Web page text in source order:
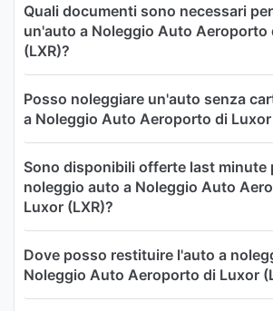
Quali documenti sono necessari
un'auto a Noleggio Auto Aeroporto
(LXR)?
Posso noleggiare un'auto senza
a Noleggio Auto Aeroporto di Luxor
Sono disponibili offerte last minute
noleggio auto a Noleggio Auto
Luxor (LXR)?
Dove posso restituire l'auto a
Noleggio Auto Aeroporto di Luxor